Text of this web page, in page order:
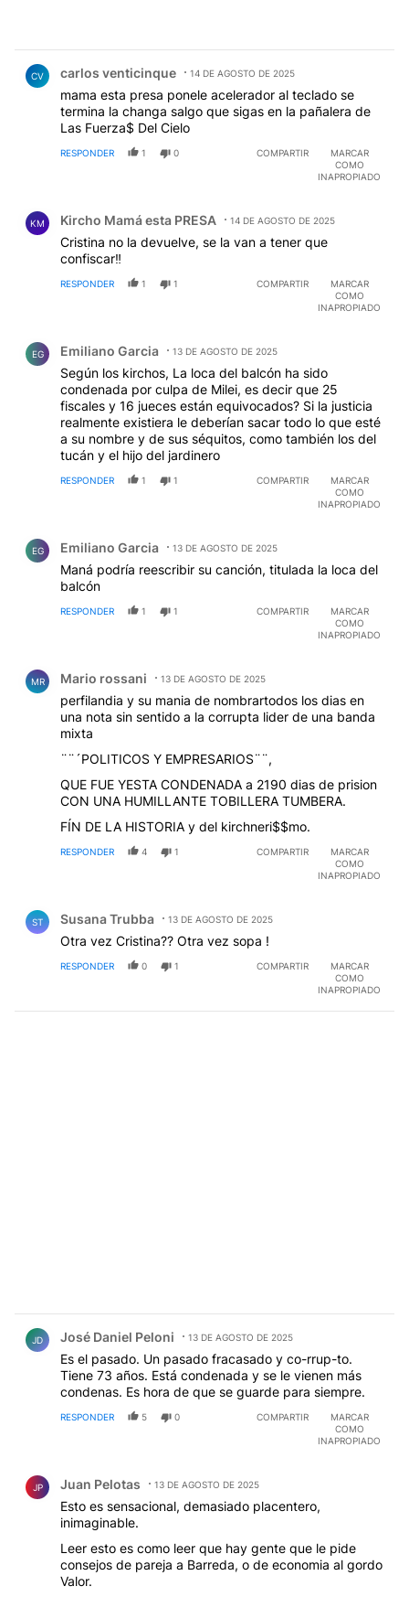
CV carlos venticinque 14 DE AGOSTO DE 2025
mama esta presa ponele acelerador al teclado se
termina la changa salgo que sigas en la pañalera de
Las Fuerza$ Del Cielo
RESPONDER 1 0 COMPARTIR
MARCAR
COMO
INAPROPIADO
KM Kircho Mamá esta PRESA 14 DE AGOSTO DE 2025
Cristina no la devuelve, se la van a tener que
confiscar‼
RESPONDER 1 1 COMPARTIR
MARCAR
COMO
INAPROPIADO
EG Emiliano Garcia 13 DE AGOSTO DE 2025
Según los kirchos, La loca del balcón ha sido
condenada por culpa de Milei, es decir que 25
fiscales y 16 jueces están equivocados? Si la justicia
realmente existiera le deberían sacar todo lo que esté
a su nombre y de sus séquitos, como también los del
tucán y el hijo del jardinero
RESPONDER 1 1 COMPARTIR
MARCAR
COMO
INAPROPIADO
EG Emiliano Garcia 13 DE AGOSTO DE 2025
Maná podría reescribir su canción, titulada la loca del
balcón
RESPONDER 1 1 COMPARTIR
MARCAR
COMO
INAPROPIADO
MR Mario rossani 13 DE AGOSTO DE 2025
perfilandia y su mania de nombrartodos los dias en
una nota sin sentido a la corrupta lider de una banda
mixta
¨¨´POLITICOS Y EMPRESARIOS¨¨,
QUE FUE YESTA CONDENADA a 2190 dias de prision
CON UNA HUMILLANTE TOBILLERA TUMBERA.
FÍN DE LA HISTORIA y del kirchneri$$mo.
RESPONDER 4 1 COMPARTIR
MARCAR
COMO
INAPROPIADO
ST Susana Trubba 13 DE AGOSTO DE 2025
Otra vez Cristina?? Otra vez sopa !
RESPONDER 0 1 COMPARTIR
MARCAR
COMO
INAPROPIADO
JD José Daniel Peloni 13 DE AGOSTO DE 2025
Es el pasado. Un pasado fracasado y co-rrup-to.
Tiene 73 años. Está condenada y se le vienen más
condenas. Es hora de que se guarde para siempre.
RESPONDER 5 0 COMPARTIR
MARCAR
COMO
INAPROPIADO
JP Juan Pelotas 13 DE AGOSTO DE 2025
Esto es sensacional, demasiado placentero,
inimaginable.
Leer esto es como leer que hay gente que le pide
consejos de pareja a Barreda, o de economia al gordo
Valor.